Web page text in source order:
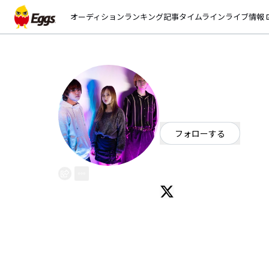
オーディションランキング記事タイムラインライブ情報
フォローする